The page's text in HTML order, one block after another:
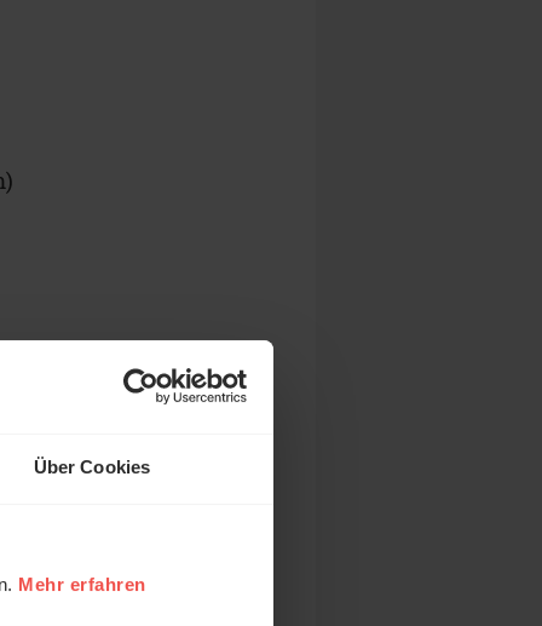
Über Cookies
Mehr erfahren